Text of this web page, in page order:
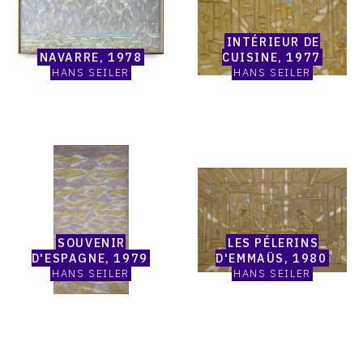
Seiler,
Navarre,
1978
NAVARRE, 1978
HANS SEILER
Seiler,
Intérieur
de
cuisine,
1977
INTÉRIEUR DE
CUISINE, 1977
HANS SEILER
Catalogue
raisonné,
Souvenir
d'Espagne,
1979
SOUVENIR
D'ESPAGNE, 1979
HANS SEILER
raisonné,
Hans
Seiler,
Les
pélerins
d'Emmaüs,
1980
LES PÉLERINS
D'EMMAÜS, 1980
HANS SEILER